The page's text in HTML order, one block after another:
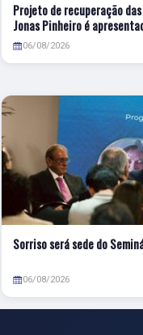
Projeto de recuperação
Jonas Pinheiro é
06/08/2026
Sorriso será sede do
06/08/2026